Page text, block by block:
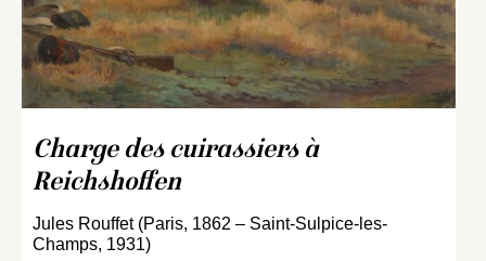
Charge des cuirassiers à
Reichshoffen
Jules Rouffet (Paris, 1862 – Saint-Sulpice-les-
Champs, 1931)